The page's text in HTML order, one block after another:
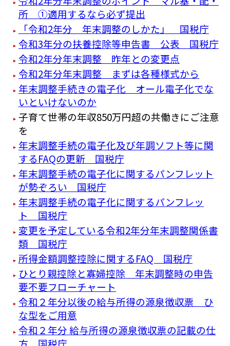
所 ①適用するなら必ず提出
「令和2年分 年末調整のしかた」 国税庁
令和3年分の扶養控除等申告書 公表 国税庁
令和2年分年末調整 昨年との変更点
令和2年分年末調整 まずは各種様式から
年末調整手続きの電子化 オール電子化でな
いといけないのか
子育て世帯の年収850万円超の共働きにご注意
を
年末調整手続の電子化及び年調ソフト等に関
するFAQの更新 国税庁
年末調整手続の電子化に関するパンフレット
が勢ぞろい 国税庁
年末調整手続の電子化に関するパンフレッ
ト 国税庁
変更を予定している令和2年分年末調整関係書
類 国税庁
所得金額調整控除に関するFAQ 国税庁
ひとり親控除と寡婦控除 年末調整時の申告
要不要フローチャート
令和２年分以後の給与所得の源泉徴収票 ひ
な型をご用意
令和２年分 給与所得の源泉徴収票の記載の仕
方 国税庁